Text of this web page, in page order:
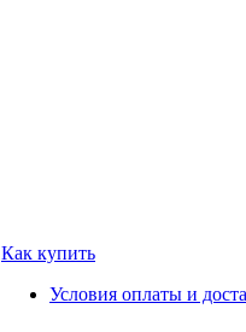
Как купить
Условия оплаты и